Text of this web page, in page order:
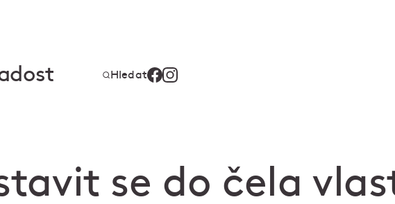
Hledat
se do čela